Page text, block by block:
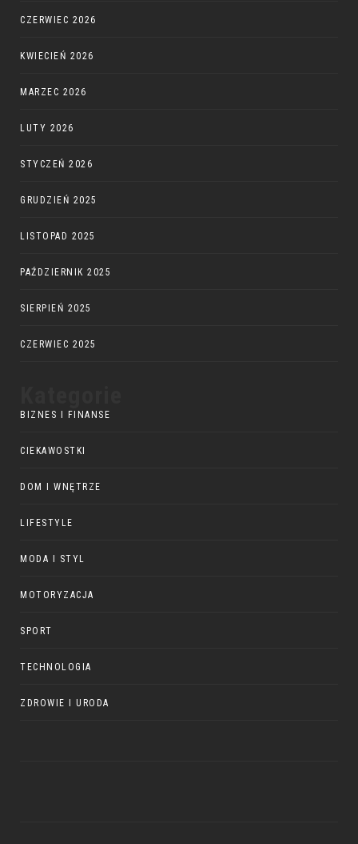
CZERWIEC 2026
KWIECIEŃ 2026
MARZEC 2026
LUTY 2026
STYCZEŃ 2026
GRUDZIEŃ 2025
LISTOPAD 2025
PAŹDZIERNIK 2025
SIERPIEŃ 2025
CZERWIEC 2025
BIZNES I FINANSE
CIEKAWOSTKI
DOM I WNĘTRZE
LIFESTYLE
MODA I STYL
MOTORYZACJA
SPORT
TECHNOLOGIA
ZDROWIE I URODA